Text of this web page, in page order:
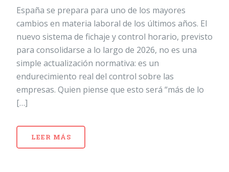
España se prepara para uno de los mayores
cambios en materia laboral de los últimos años. El
nuevo sistema de fichaje y control horario, previsto
para consolidarse a lo largo de 2026, no es una
simple actualización normativa: es un
endurecimiento real del control sobre las
empresas. Quien piense que esto será “más de lo
[…]
LEER MÁS